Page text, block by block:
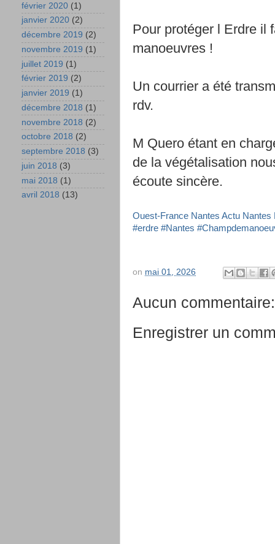
Pour protéger l Erdre il
manoeuvres !
Un courrier a été
rdv.
M Quero étant en
de la végétalisation
écoute sincère.
Ouest-France Nantes Actu Nantes
#erdre #Nantes
on mai 01, 2026
Aucun commentaire:
Enregistrer un
février 2020 (1)
janvier 2020 (2)
décembre 2019 (2)
novembre 2019 (1)
juillet 2019 (1)
février 2019 (2)
janvier 2019 (1)
décembre 2018 (1)
novembre 2018 (2)
octobre 2018 (2)
septembre 2018 (3)
juin 2018 (3)
mai 2018 (1)
avril 2018 (13)